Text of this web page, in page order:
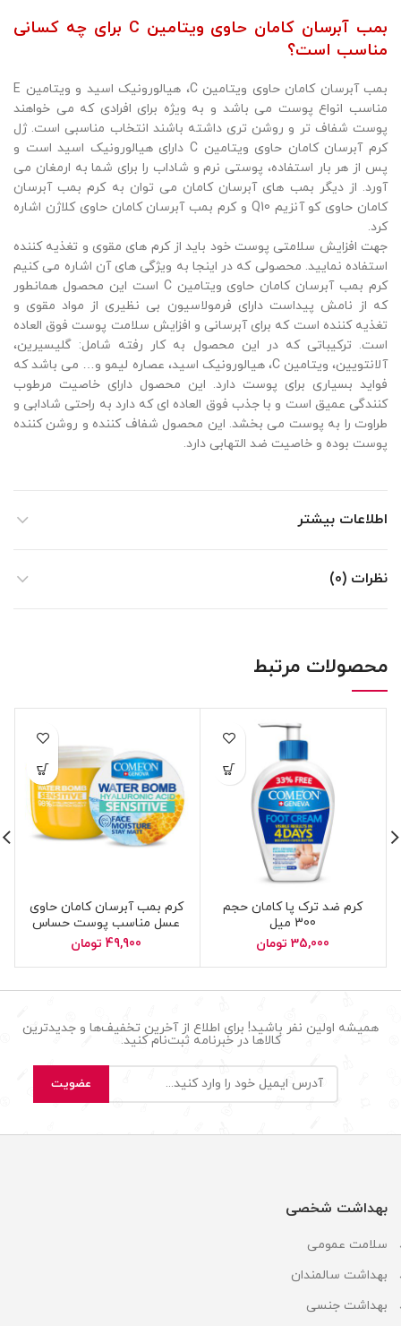
بمب آبرسان کامان حاوی ویتامین C برای چه کسانی
مناسب است؟
بمب آبرسان کامان حاوی ویتامین C، هیالورونیک اسید و ویتامین E
مناسب انواع پوست می باشد و به ویژه برای افرادی که می خواهند
پوست شفاف تر و روشن تری داشته باشند انتخاب مناسبی است. ژل
کرم آبرسان کامان حاوی ویتامین C دارای هیالورونیک اسید است و
پس از هر بار استفاده، پوستی نرم و شاداب را برای شما به ارمغان می
آورد. از دیگر بمب های آبرسان کامان می توان به کرم بمب آبرسان
کامان حاوی کو آنزیم Q10 و کرم بمب آبرسان کامان حاوی کلاژن اشاره
کرد.
جهت افزایش سلامتی پوست خود باید از کرم های مقوی و تغذیه کننده
استفاده نمایید. محصولی که در اینجا به ویژگی های آن اشاره می کنیم
کرم بمب آبرسان کامان حاوی ویتامین C است این محصول همانطور
که از نامش پیداست دارای فرمولاسیون بی نظیری از مواد مقوی و
تغذیه کننده است که برای آبرسانی و افزایش سلامت پوست فوق العاده
است. ترکیباتی که در این محصول به کار رفته شامل: گلیسیرین،
آلانتویین، ویتامین C، هیالورونیک اسید، عصاره لیمو و… می باشد که
فواید بسیاری برای پوست دارد. این محصول دارای خاصیت مرطوب
کنندگی عمیق است و با جذب فوق العاده ای که دارد به راحتی شادابی و
طراوت را به پوست می بخشد. این محصول شفاف کننده و روشن کننده
پوست بوده و خاصیت ضد التهابی دارد.
اطلاعات بیشتر
نظرات (0)
محصولات مرتبط
کرم ضد ترک پا کامان حجم
300 میل
35,000 تومان
کرم بمب آبرسان کامان حاوی
عسل مناسب پوست حساس
حجم 200 میل
49,900 تومان
همیشه اولین نفر باشید! برای اطلاع از آخرین تخفیف‌ها و جدیدترین
کالاها در خبرنامه ثبت‌نام کنید.
بهداشت شخصی
سلامت عمومی
بهداشت سالمندان
بهداشت جنسی